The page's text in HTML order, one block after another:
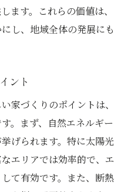
れた家づくり
育む住環境
リフォーム
造補強
導入
ムの選択
ます。これらの価値は、
し、地域全体の発展にも
ント
家づくりのポイントは、
。まず、自然エネルギー
げられます。特に太陽光
エリアでは効率的で、エ
て有効です。また、断熱